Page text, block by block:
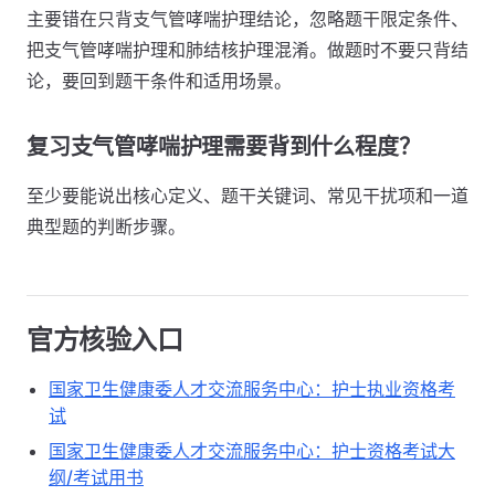
主要错在只背支气管哮喘护理结论，忽略题干限定条件、
把支气管哮喘护理和肺结核护理混淆。做题时不要只背结
论，要回到题干条件和适用场景。
复习支气管哮喘护理需要背到什么程度？
至少要能说出核心定义、题干关键词、常见干扰项和一道
典型题的判断步骤。
官方核验入口
国家卫生健康委人才交流服务中心：护士执业资格考
试
国家卫生健康委人才交流服务中心：护士资格考试大
纲/考试用书